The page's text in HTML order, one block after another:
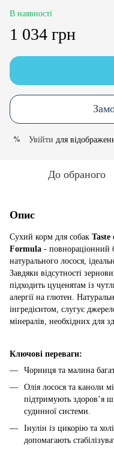
В наявності
1 034 грн
% Увійти для
До обраного
Опис
Сухий корм для собак
Formula - повнораціонний
натурального лосося,
Завдяки відсутності
підходить цуценятам із
алергії на глютен.
інгредієнтом, слугує
мінералів, необхідних для
Ключові переваги:
Чорниця та малина
Олія лосося та каноли
підтримують здоров’я
судинної системи.
Інулін із цикорію та
допомагають